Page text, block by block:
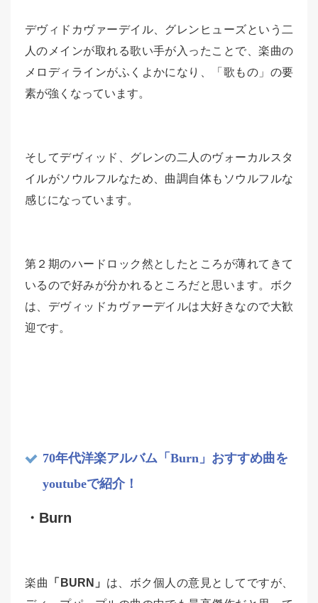
デヴィドカヴァーデイル、グレンヒューズという二
人のメインが取れる歌い手が入ったことで、楽曲の
メロディラインがふくよかになり、「歌もの」の要
素が強くなっています。
そしてデヴィッド、グレンの二人のヴォーカルスタ
イルがソウルフルなため、曲調自体もソウルフルな
感じになっています。
第２期のハードロック然としたところが薄れてきて
いるので好みが分かれるところだと思います。ボク
は、デヴィッドカヴァーデイルは大好きなので大歓
迎です。
70年代洋楽アルバム「Burn」おすすめ曲を
youtubeで紹介！
・Burn
楽曲 「BURN」 は、ボク個人の意見としてですが、